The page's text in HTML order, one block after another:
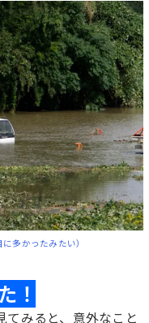
多かったみたい）
！
てみると、意外なこと